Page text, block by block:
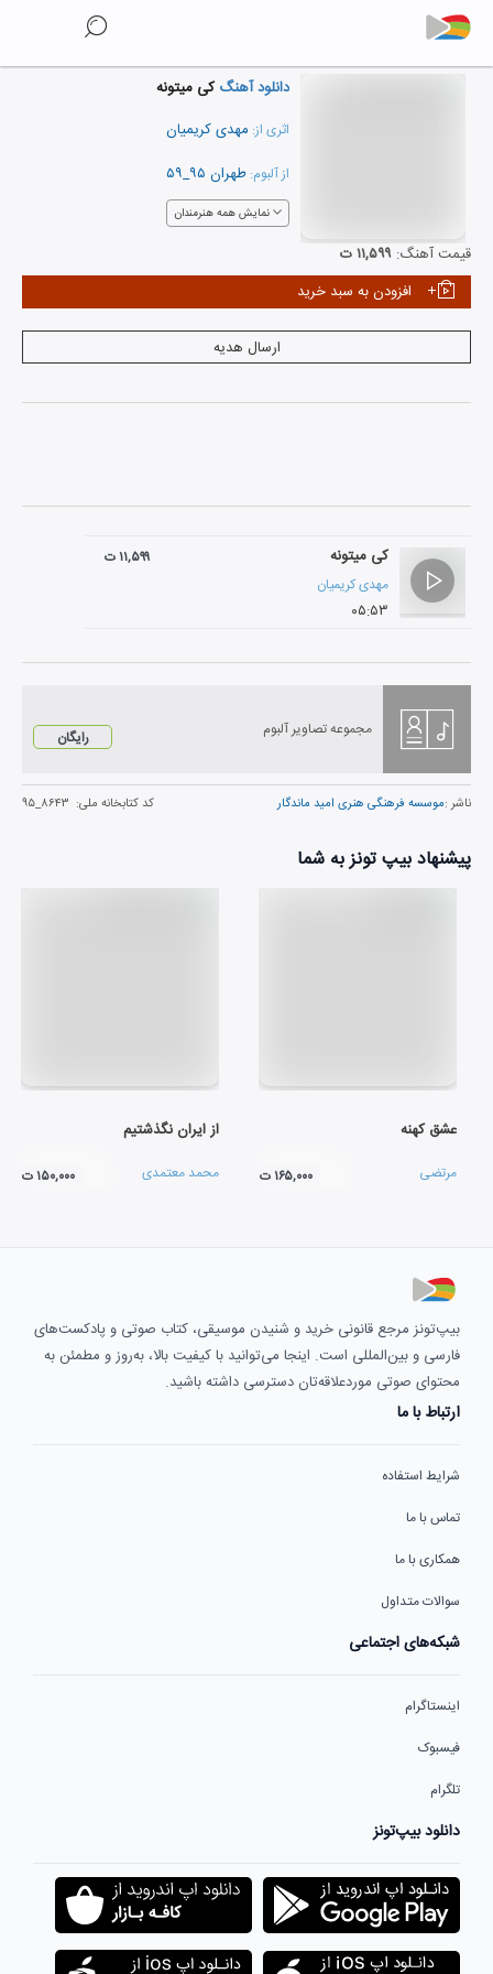
دانلود آهنگکی میتونه
اثری از: مهدی کریمیان
از آلبوم: طهران ۹۵_۵۹
نمایش همه هنرمندان
قیمت آهنگ: ۱۱,۵۹۹ ت
افزودن به سبد خرید
ارسال هدیه
کی میتونه
مهدی کریمیان
۰۵:۵۳
۱۱,۵۹۹ ت
مجموعه تصاویر آلبوم رایگان
ناشر :موسسه فرهنگی هنری امید ماندگار کد کتابخانه ملی: ۸۶۴۳_۹۵
پیشنهاد بیپ تونز به شما
عشق کهنه
مرتضی ۱۶۵,۰۰۰ ت
از ایران نگذشتیم
محمد معتمدی ۱۵۰,۰۰۰ ت
بیپ‌تونز مرجع قانونی خرید و شنیدن موسیقی، کتاب صوتی و پادکست‌های
فارسی و بین‌المللی است. اینجا می‌توانید با کیفیت بالا، به‌روز و مطمئن به
محتوای صوتی موردعلاقه‌تان دسترسی داشته باشید.
ارتباط با ما
شرایط استفاده
تماس با ما
همکاری با ما
سوالات متداول
شبکه‌های اجتماعی
اینستاگرام
فیسبوک
تلگرام
دانلود بیپ‌تونز